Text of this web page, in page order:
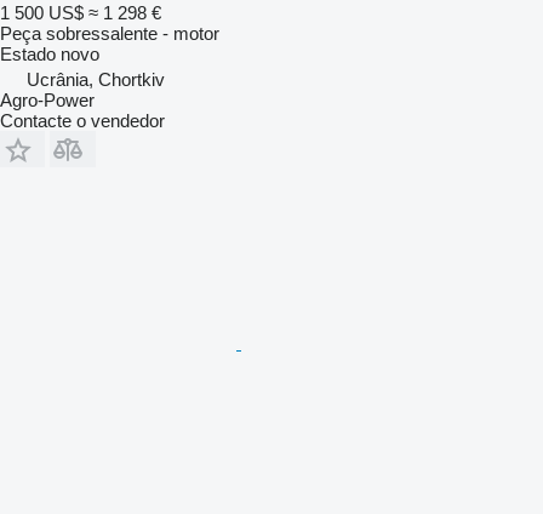
1 500 US$ ≈ 1 298 €
Peça sobressalente - motor
Estado novo
Ucrânia, Chortkiv
Agro-Power
Contacte o vendedor